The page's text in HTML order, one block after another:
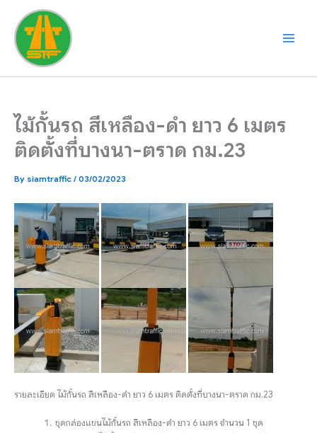
content
ไม้กั้นรถ สีเหลือง-ดำ ยาว 6 เมตร
ติดตั้งที่บางนา-ตราด กม.23
By siamtraffic / 03/02/2023
รายละเอียด ไม้กั้นรถ สีเหลือง-ดำ ยาว 6 เมตร ติดตั้งที่บางนา-ตราด กม.23
ชุดกล่องแขนไม้กั้นรถ สีเหลือง-ดำ ยาว 6 เมตร จำนวน 1 ชุด